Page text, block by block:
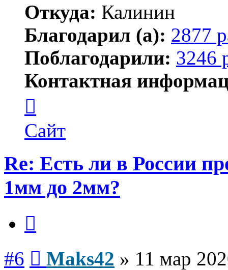
Откуда: Калинин
Благодарил (а): 2877
Поблагодарили: 3246
Контактная
пользователя
Maks42
Сайт
Re: Есть ли в России
1мм до 2мм?
#6 Maks42 » 11 мар